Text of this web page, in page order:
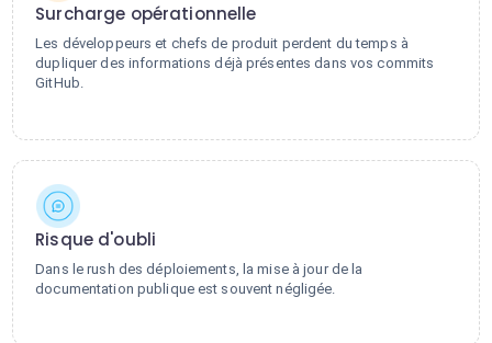
Surcharge opérationnelle
Les développeurs et chefs de produit perdent du temps à
dupliquer des informations déjà présentes dans vos commits
GitHub.
Risque d'oubli
Dans le rush des déploiements, la mise à jour de la
documentation publique est souvent négligée.